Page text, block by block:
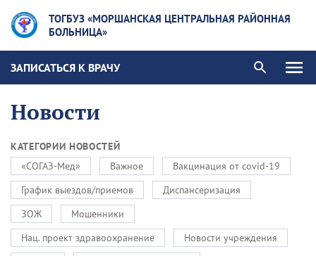
ТОГБУЗ «МОРШАНСКАЯ ЦЕНТРАЛЬНАЯ РАЙОННАЯ
БОЛЬНИЦА»
ЗАПИСАТЬСЯ К ВРАЧУ
Новости
КАТЕГОРИИ НОВОСТЕЙ
«СОГАЗ-Мед»
Важное
Вакцинация от covid-19
График выездов/приемов
Диспансеризация
ЗОЖ
Мошенники
Нац. проект здравоохранение
Новости учреждения